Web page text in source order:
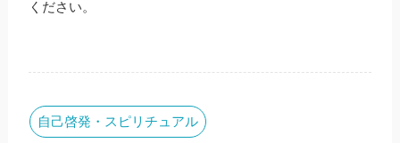
ください。
自己啓発・スピリチュアル